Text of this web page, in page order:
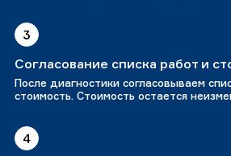
3
Согласование списка работ и
После диагностики согласовываем
стоимость. Стоимость остается
4